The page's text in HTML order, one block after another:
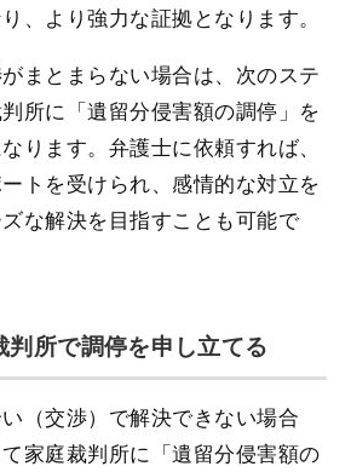
、より強力な証拠となります。
まとまらない場合は、次のステ
所に「遺留分侵害額の調停」を
ります。弁護士に依頼すれば、
トを受けられ、感情的な対立を
な解決を目指すことも可能で
所で調停を申し立てる
（交渉）で解決できない場合
家庭裁判所に「遺留分侵害額の